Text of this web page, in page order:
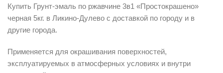
Купить Грунт-эмаль по ржавчине 3в1 «Простокрашено»
черная 5кг. в Ликино-Дулево с доставкой по городу и в
другие города.
Применяется для окрашивания поверхностей,
эксплуатируемых в атмосферных условиях и внутри